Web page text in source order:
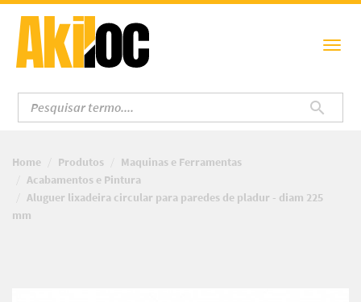
Home Produtos
Maquinas e Ferramentas
Acabamentos e Pintura
Aluguer lixadeira circular para paredes de pladur - diam 225
mm